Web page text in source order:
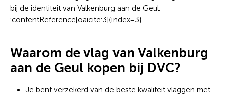
bij de identiteit van Valkenburg aan de Geul.
:contentReference[oaicite:3]{index=3}
Waarom de vlag van Valkenburg
aan de Geul kopen bij DVC?
Je bent verzekerd van de beste kwaliteit vlaggen met